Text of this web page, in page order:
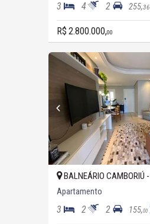
3 4 2 255,36
R$ 2.800.000,00
BALNEÁRIO CAMBORIÚ -
Apartamento
3 2 2 155,00